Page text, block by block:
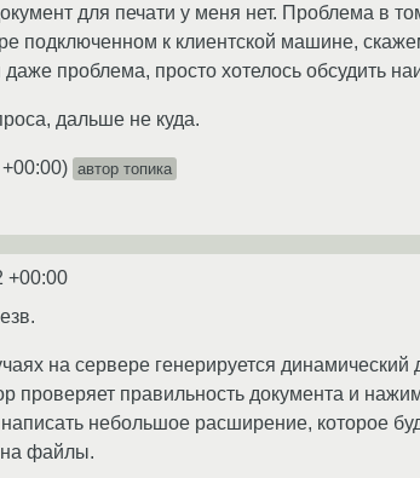
для печати у меня нет. Проблема в
подключенном к клиентской машине,
проблема, просто хотелось обсудить
дальше не куда.
) автор топика
+00:00
на сервере генерируется
проверяет правильность документа и
небольшое расширение, которое
файлы.